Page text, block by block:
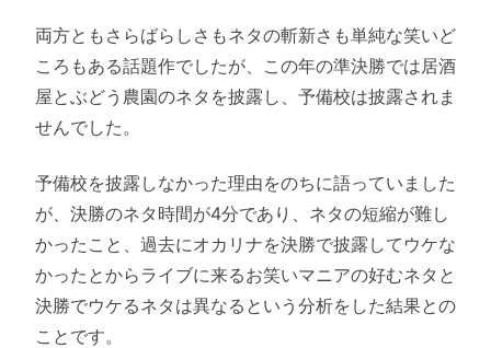
両方ともさらばらしさもネタの斬新さも単純な笑いど
ころもある話題作でしたが、この年の準決勝では居酒
屋とぶどう農園のネタを披露し、予備校は披露されま
せんでした。
予備校を披露しなかった理由をのちに語っていました
が、決勝のネタ時間が4分であり、ネタの短縮が難し
かったこと、過去にオカリナを決勝で披露してウケな
かったとからライブに来るお笑いマニアの好むネタと
決勝でウケるネタは異なるという分析をした結果との
ことです。